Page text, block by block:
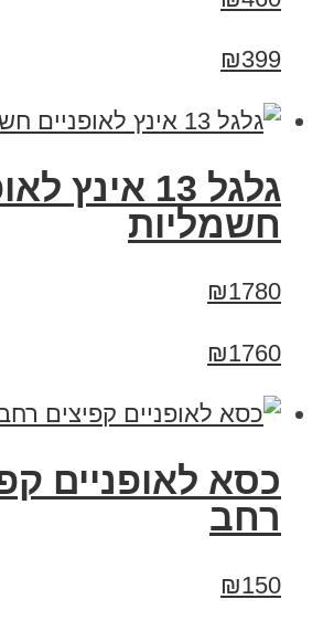
₪399
גלגל 13 אינץ
חשמליות
₪1780
₪1760
כסא לאופניים
רחב
₪150